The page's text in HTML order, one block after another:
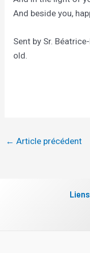
And beside you,
Sent by Sr.
old.
← Article précédent